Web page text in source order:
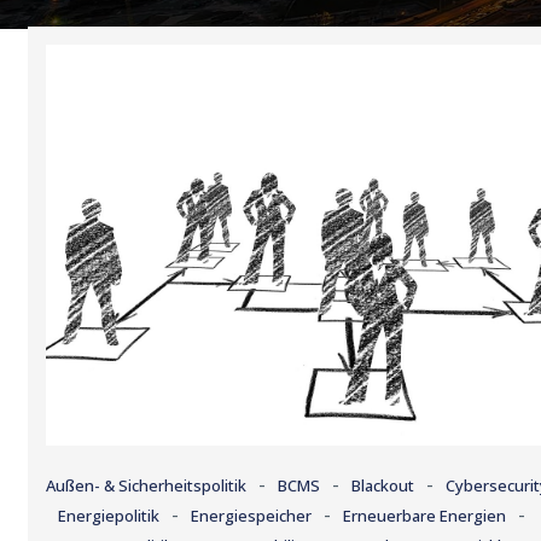
Außen- & Sicherheitspolitik - BCMS - Blackout -
Energiepolitik
- Energiespeicher - Erneuerbare Energien -